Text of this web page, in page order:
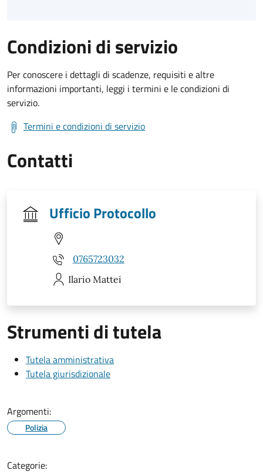
Condizioni di servizio
Per conoscere i dettagli di scadenze, requisiti e altre
informazioni importanti, leggi i termini e le condizioni di
servizio.
Termini e condizioni di servizio
Contatti
Ufficio Protocollo
0765723032
Ilario Mattei
Strumenti di tutela
Tutela amministrativa
Tutela giurisdizionale
Argomenti:
Polizia
Categorie: